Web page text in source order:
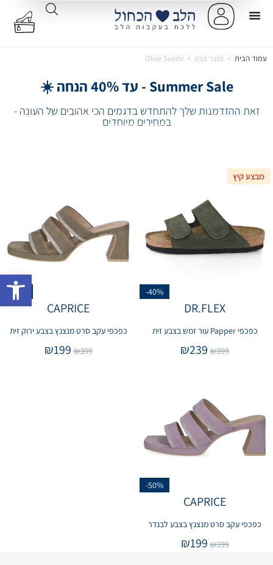
עמוד הבית > מוצר צבע >
Olive Suede
Summer Sale - עד 40% הנחה ☀️
זאת ההזדמנות שלך להתחדש בדגמים הכי אהובים של העונה -
במחירים מיוחדים
מבצע קיץ
-40%
DR.FLEX
כפכפי Papper עור זמש בצבע זית
₪399
₪239
-50%
CAPRICE
כפכפי עקב סרט מנצנץ בצבע ירוק זית
₪399
₪199
-50%
CAPRICE
כפכפי עקב סרט מנצנץ בצבע לבנדר
₪399
₪199